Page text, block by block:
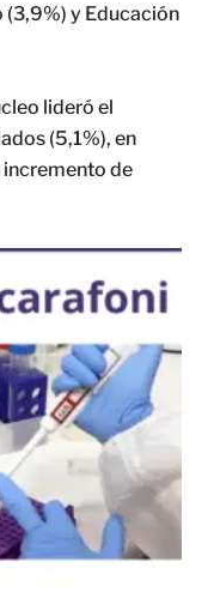
(3,9%) y Educación
lideró el
(5,1%), en
de